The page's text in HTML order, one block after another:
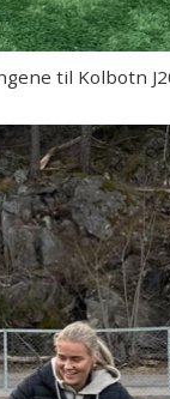
til Kolbotn